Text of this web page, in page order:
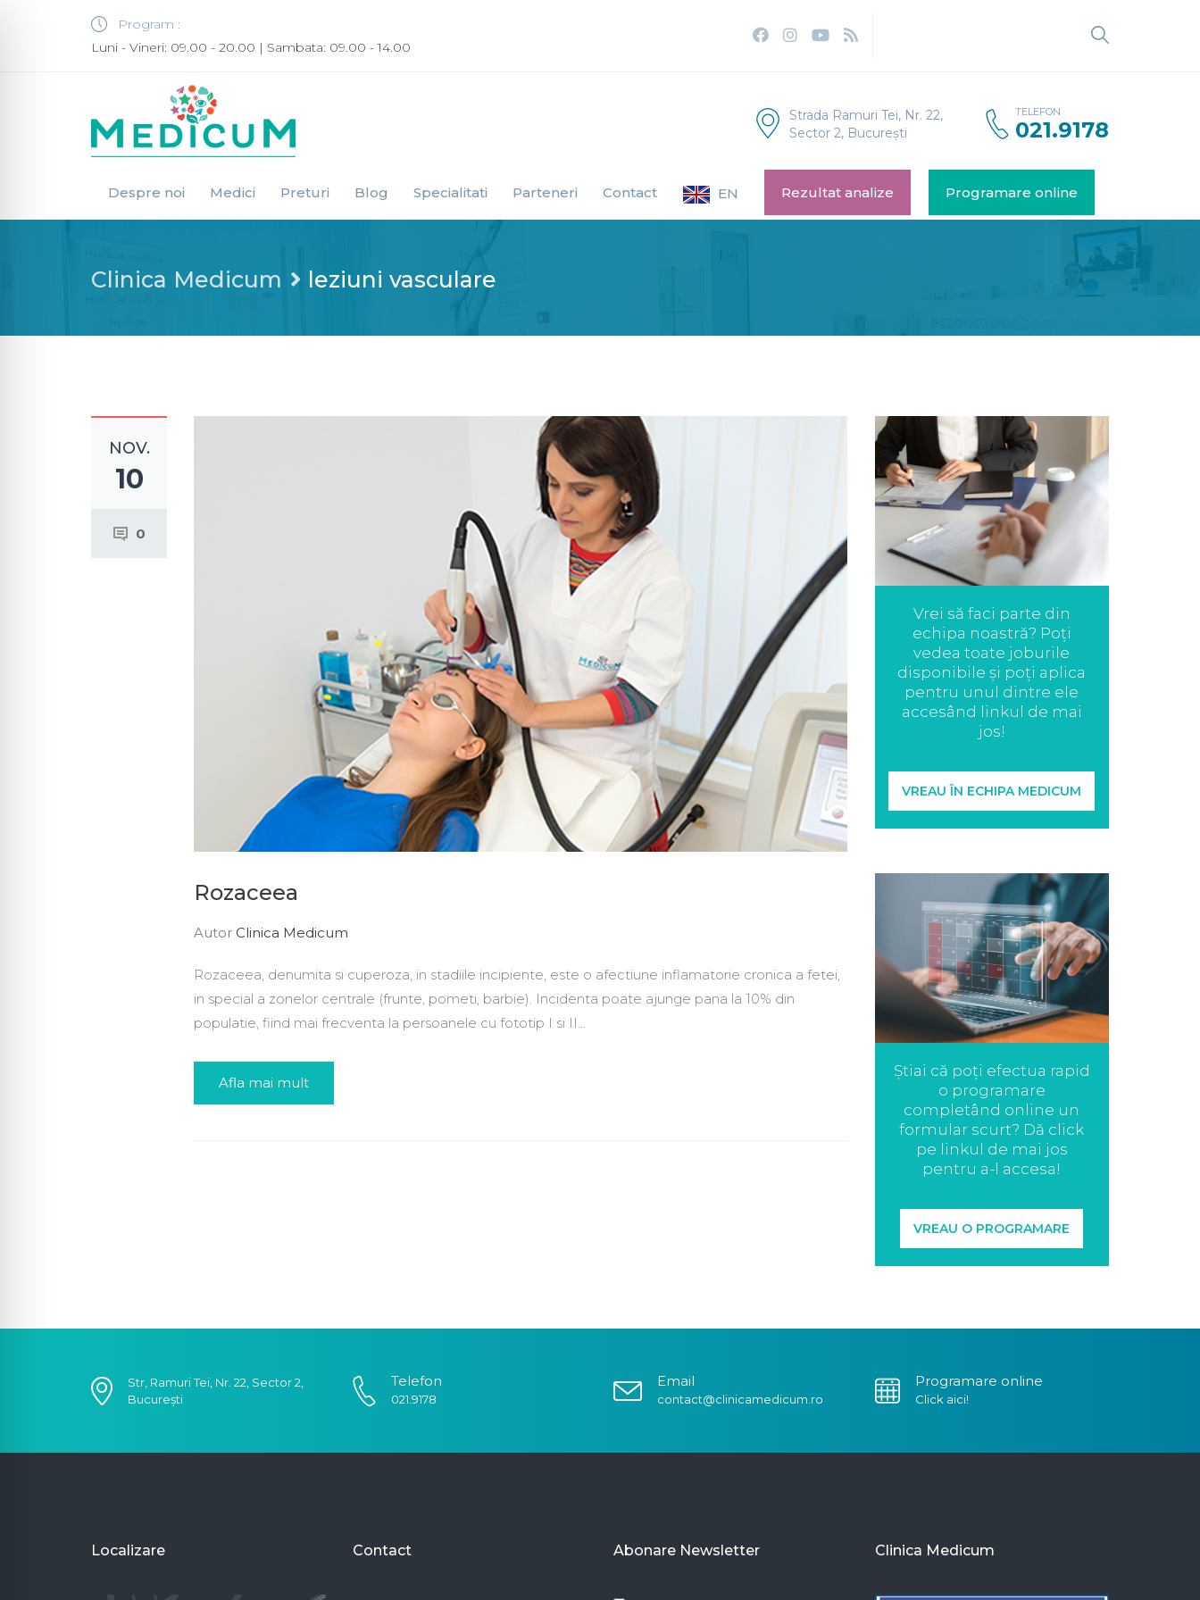
Program :
Luni - Vineri: 09.00 - 20.00 | Sambata: 09.00 - 14.00
Strada Ramuri Tei, Nr. 22,
Sector 2, București
TELEFON
021.9178
Despre noi Medici Preturi Blog Specialitati Parteneri Contact EN Rezultat analize Programare online
Clinica Medicum leziuni vasculare
NOV.
10
0
Rozaceea
Autor Clinica Medicum
Rozaceea, denumita si cuperoza, in stadiile incipiente, este o afectiune inflamatorie cronica a fetei,
in special a zonelor centrale (frunte, pometi, barbie). Incidenta poate ajunge pana la 10% din
populatie, fiind mai frecventa la persoanele cu fototip I si II...
Afla mai mult
Vrei să faci parte din
echipa noastră? Poți
vedea toate joburile
disponibile și poți aplica
pentru unul dintre ele
accesând linkul de mai
jos!
VREAU ÎN ECHIPA MEDICUM
Știai că poți efectua rapid
o programare
completând online un
formular scurt? Dă click
pe linkul de mai jos
pentru a-l accesa!
VREAU O PROGRAMARE
Str, Ramuri Tei, Nr. 22, Sector 2,
București
Telefon
021.9178
Email
contact@clinicamedicum.ro
Programare online
Click aici!
Localizare Contact Abonare Newsletter Clinica Medicum